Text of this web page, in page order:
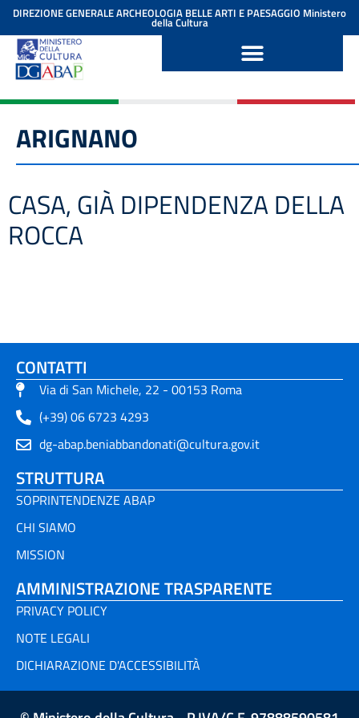
contenuto
DIREZIONE GENERALE ARCHEOLOGIA BELLE ARTI E PAESAGGIO Ministero
della Cultura
ARIGNANO
CASA, GIÀ DIPENDENZA DELLA
ROCCA
CONTATTI
Via di San Michele, 22 - 00153 Roma
(+39) 06 6723 4293
dg-abap.beniabbandonati@cultura.gov.it
STRUTTURA
SOPRINTENDENZE ABAP
CHI SIAMO
MISSION
AMMINISTRAZIONE TRASPARENTE
PRIVACY POLICY
NOTE LEGALI
DICHIARAZIONE D'ACCESSIBILITÀ